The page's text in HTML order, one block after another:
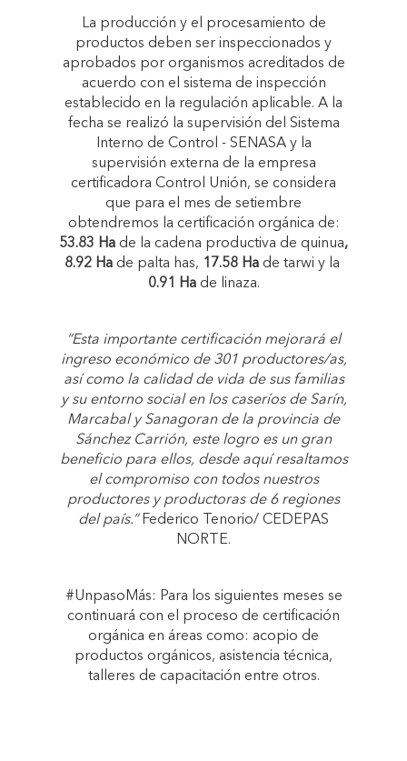
La producción y el procesamiento de
productos deben ser inspeccionados y
aprobados por organismos acreditados de
acuerdo con el sistema de inspección
establecido en la regulación aplicable. A la
fecha se realizó la supervisión del Sistema
Interno de Control - SENASA y la
supervisión externa de la empresa
certificadora Control Unión, se considera
que para el mes de setiembre
obtendremos la certificación orgánica de:
53.83 Ha de la cadena productiva de quinua,
8.92 Hade palta has, 17.58 Hade tarwi y la
0.91 Hade linaza.
“Esta importante certificación mejorará el
ingreso económico de 301 productores/as,
así como la calidad de vida de sus familias
y su entorno social en los caseríos de Sarín,
Marcabal y Sanagoran de la provincia de
Sánchez Carrión, este logro es un gran
beneficio para ellos, desde aquí resaltamos
el compromiso con todos nuestros
productores y productoras de 6 regiones
del país.”Federico Tenorio/ CEDEPAS
NORTE.
#UnpasoMás: Para los siguientes meses se
continuará con el proceso de certificación
orgánica en áreas como: acopio de
productos orgánicos, asistencia técnica,
talleres de capacitación entre otros.